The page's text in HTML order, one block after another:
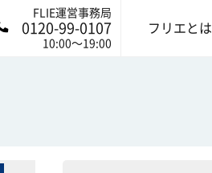
FLIE運営事務局
0120-99-0107
10:00〜19:00
フリエとは